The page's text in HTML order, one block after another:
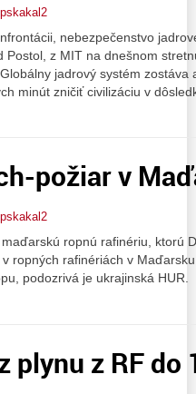
pskakal2
nebezpečenstvo
Postol, z MIT na dnešnom
jadrový systém
minút zničiť civilizáciu v
požiar v
pskakal2
ropnú rafinériu, ktorú
ropných rafinériách v
podozrivá je ukrajinská HUR.
plynu z RF do